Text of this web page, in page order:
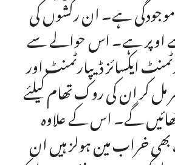
ہے۔ ان رکشوں کی
اوپر ہے۔ اس حوالے سے
ایکسائز ڈیپارٹمنٹ اور
کر ان کی روک تھام کیلئے
گے۔ اس کے علاوہ
بھی خراب مین ہولز ہیں ان